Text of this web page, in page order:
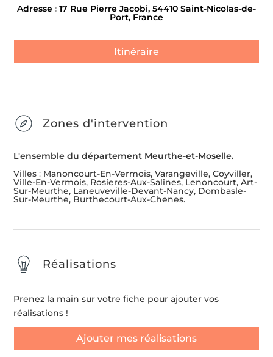
Adresse : 17 Rue Pierre Jacobi, 54410 Saint-Nicolas-de-
Port, France
Itinéraire
Zones d'intervention
L'ensemble du département Meurthe-et-Moselle.
Villes : Manoncourt-En-Vermois, Varangeville, Coyviller,
Ville-En-Vermois, Rosieres-Aux-Salines, Lenoncourt, Art-
Sur-Meurthe, Laneuveville-Devant-Nancy, Dombasle-
Sur-Meurthe, Burthecourt-Aux-Chenes.
Réalisations
Prenez la main sur votre fiche pour ajouter vos
réalisations !
Ajouter mes réalisations